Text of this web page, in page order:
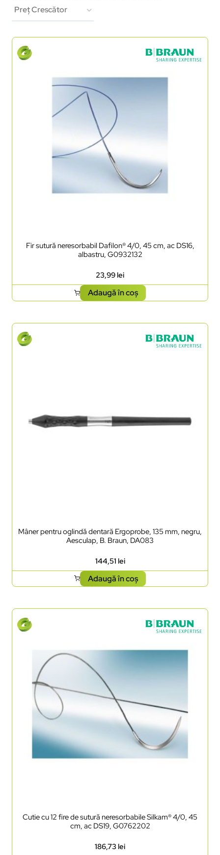
Fir sutură neresorbabil Dafilon® 4/0, 45 cm, ac DS16,
albastru, G0932132
23,99lei
Adaugă în coș
Mâner pentru oglindă dentară Ergoprobe, 135 mm, negru,
Aesculap, B. Braun, DA083
144,51 lei
Adaugă în coș
Cutie cu 12 fire de sutură neresorbabile Silkam® 4/0, 45
cm, ac DS19, G0762202
186,73 lei